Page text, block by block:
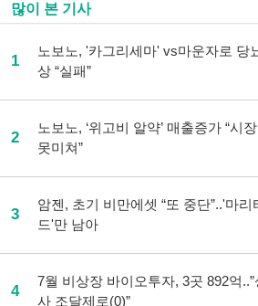
많이 본 기사
1
노보노, '카그리세마' vs마운자로 당
상 “실패”
2
노보노, ‘위고비 알약’ 매출증가 “시
못미쳐”
3
암젠, 초기 비만에셋 “또 중단”..'마리
드'만 남아
4
7월 비상장 바이오투자, 3곳 892억..”
사 조달제로(0)”